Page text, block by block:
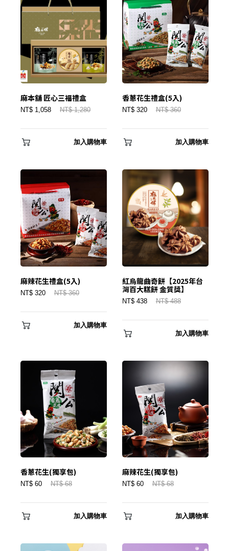
會員登入
建立專屬帳號
只要再完成幾個步驟，即可完成帳號的註冊程序，
我 要 註 冊
麻本舖 匠心三福禮盒
NT$ 1,058 NT$ 1,280
加入購物車
香蔥花生禮盒(5入)
NT$ 320 NT$ 360
加入購物車
麻辣花生禮盒(5入)
NT$ 320 NT$ 360
加入購物車
紅烏龍曲奇餅【2025年台
灣百大糕餅 金質獎】
NT$ 438 NT$ 488
加入購物車
香蔥花生(獨享包)
NT$ 60 NT$ 68
加入購物車
麻辣花生(獨享包)
NT$ 60 NT$ 68
加入購物車